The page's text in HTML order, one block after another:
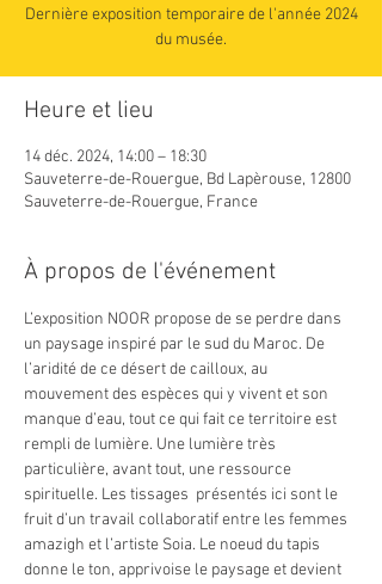
Dernière exposition temporaire de l'année 2024
du musée.
Heure et lieu
14 déc. 2024, 14:00 – 18:30
Sauveterre-de-Rouergue, Bd Lapèrouse, 12800
Sauveterre-de-Rouergue, France
À propos de l'événement
L’exposition NOOR propose de se perdre dans
un paysage inspiré par le sud du Maroc. De
l’aridité de ce désert de cailloux, au
mouvement des espèces qui y vivent et son
manque d’eau, tout ce qui fait ce territoire est
rempli de lumière. Une lumière très
particulière, avant tout, une ressource
spirituelle. Les tissages  présentés ici sont le
fruit d’un travail collaboratif entre les femmes
amazigh et l’artiste Soia. Le noeud du tapis
donne le ton, apprivoise le paysage et devient